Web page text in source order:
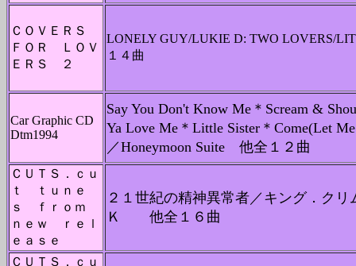
ＣＯＶＥＲＳ
ＦＯＲ ＬＯＶ
ＥＲＳ ２
LONELY GUY/LUKIE D: TWO LOVERS/
１４曲
Car Graphic CD
Dtm1994
Say You Don't Know Me＊Scream &
Ya Love Me＊Little Sister＊Come(Let
／Honeymoon Suite 他全１２曲
ＣＵＴＳ．ｃｕ
ｔ ｔｕｎｅ
ｓ ｆｒｏｍ
ｎｅｗ ｒｅｌ
ｅａｓｅ
２１世紀の精神異常者／キング．ク
Ｋ 他全１６曲
ＣＵＴＳ．ｃｕ